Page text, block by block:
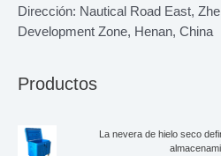
Dirección: Nautical Road East,
Development Zone, Henan, China
Productos
La nevera de hielo seco